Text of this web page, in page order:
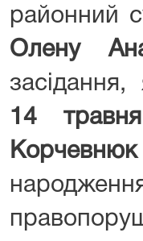
районний
Олену
14
Корчевнюк